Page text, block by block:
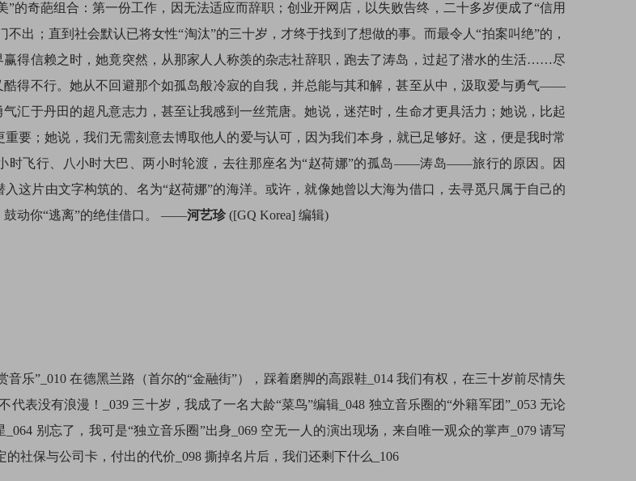
”的奇葩组合：第一份工作，因无法适应而辞职；创业开网店，以失败告终，二十多岁便成了“信用
不出；直到社会默认已将女性“淘汰”的三十岁，才终于找到了想做的事。而最令人“拍案叫绝”的，
赢得信赖之时，她竟突然，从那家人人称羡的杂志社辞职，跑去了涛岛，过起了潜水的生活……尽
酷得不行。她从不回避那个如孤岛般冷寂的自我，并总能与其和解，甚至从中，汲取爱与勇气——
汇于丹田的超凡意志力，甚至让我感到一丝荒唐。她说，迷茫时，生命才更具活力；她说，比起
要；她说，我们无需刻意去博取他人的爱与认可，因为我们本身，就已足够好。这，便是我时常
时飞行、八小时大巴、两小时轮渡，去往那座名为“赵荷娜”的孤岛——涛岛——旅行的原因。因
这片由文字构筑的、名为“赵荷娜”的海洋。或许，就像她曾以大海为借口，去寻觅只属于自己的
鼓动你“逃离”的绝佳借口。 ——河艺珍([GQ Korea] 编辑)
音乐”_010 在德黑兰路（首尔的“金融街”），踩着磨脚的高跟鞋_014 我们有权，在三十岁前尽情失
代表没有浪漫！_039 三十岁，我成了一名大龄“菜鸟”编辑_048 独立音乐圈的“外籍军团”_053 无论
别忘了，我可是“独立音乐圈”出身_069 空无一人的演出现场，来自唯一观众的掌声_079 请写
的社保与公司卡，付出的代价_098 撕掉名片后，我们还剩下什么_106